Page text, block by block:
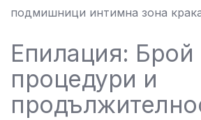
подмишници интимна зона
Епилация: Брой
процедури и